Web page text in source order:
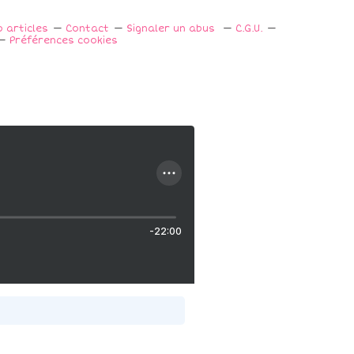
articles Contact Signaler un abus
C.G.U.
Préférences cookies
-22:00